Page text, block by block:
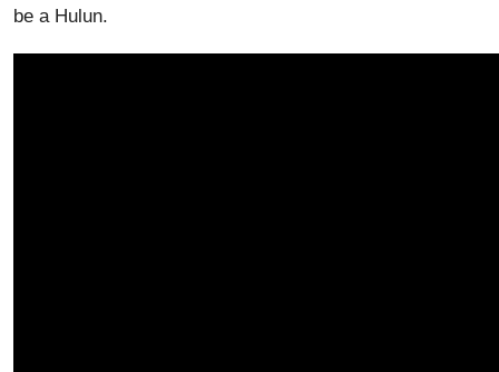
be a Hulun.